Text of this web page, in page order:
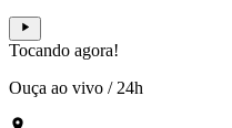
Tocando agora!
Ouça ao vivo / 24h